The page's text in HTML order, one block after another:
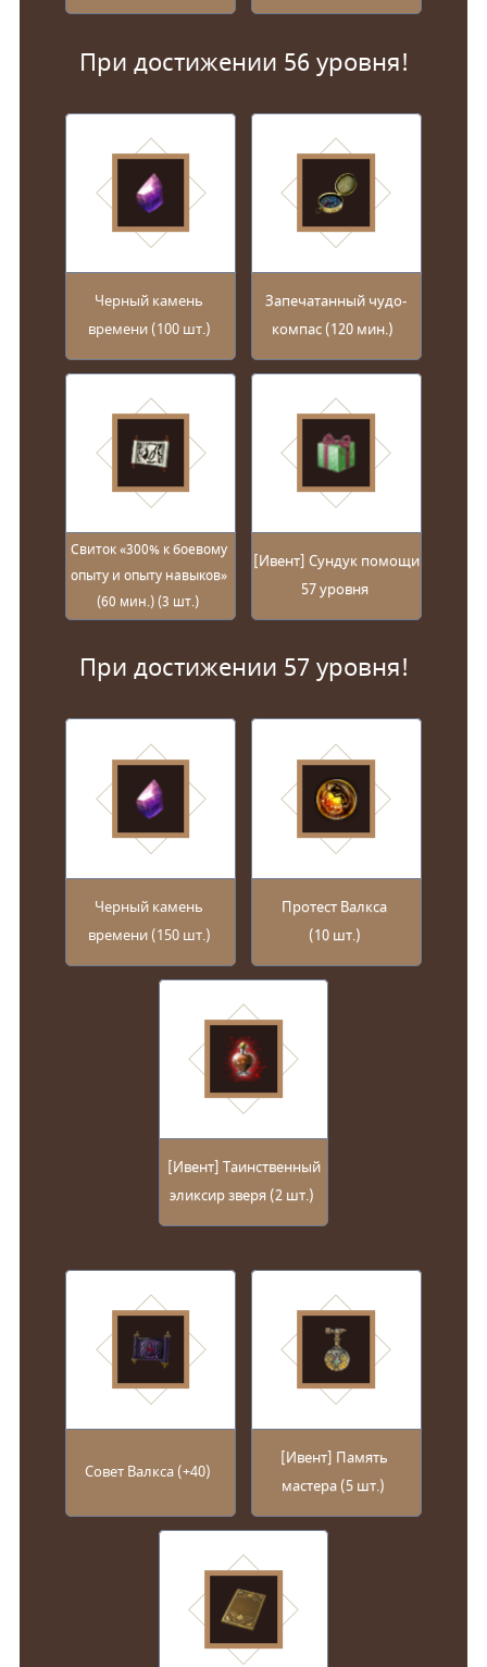
При достижении 56 уровня!
Черный камень
времени (100 шт.)
Запечатанный чудо-
компас (120 мин.)
Свиток «300% к боевому
опыту и опыту навыков»
(60 мин.) (3 шт.)
[Ивент] Сундук помощи
57 уровня
При достижении 57 уровня!
Черный камень
времени (150 шт.)
Протест Валкса
(10 шт.)
[Ивент] Таинственный
эликсир зверя (2 шт.)
Совет Валкса (+40)
[Ивент] Память
мастера (5 шт.)